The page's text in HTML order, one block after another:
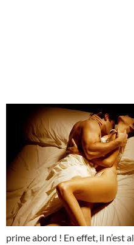
prime abord ! En effet, il n’est